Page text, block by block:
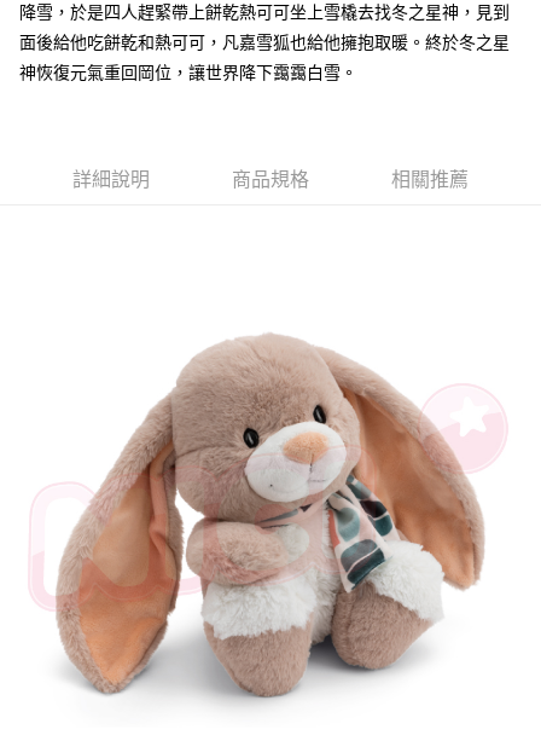
２．便利：只要手機號碼，簡訊認證，即可結帳。
３．安心：先確認商品／服務後，再付款。
３．收到繳費通知簡訊後14天內，點擊此簡訊中的連結，可透過四大超商／
１．透過由恩沛科技股份有限公司提供之「AFTEE先享後付」服務完成之交
易，需依本服務之必要範圍內提供個人資料，並將交易相關給付款項請求債
權轉讓予恩沛科技股份有限公司。
２．關於個人資料處理事宜，請瀏覽以下網址：
https://aftee.tw/terms/#terms3
３．未成年的使用者請事先徵得法定代理人或監護人之同意方可使用
「AFTEE先享後付」，若未經同意申辦者引起之損失，本公司不負相關責
４．使用「AFTEE先享後付」時，將依據個別帳號之用戶狀況，依本公司即
時審查核予不同之上限額度；若仍有額度不足之情形，本公司將視審查結果
請求用戶進行身份認證。
５．嚴禁一人註冊多個帳號或使用他人資訊註冊。若發現惡意使用之情形，
恩沛科技股份有限公司將有權停止該用戶之使用額度並採取法律行動。
運送方式
全家付款取貨
每筆NT$100，滿NT$490(含以上)免運費
降雪，於是四人趕緊帶上餅乾熱可可坐上雪橇去找冬之星神，見到
面後給他吃餅乾和熱可可，凡嘉雪狐也給他擁抱取暖。終於冬之星
神恢復元氣重回岡位，讓世界降下靄靄白雪。
詳細說明 商品規格 相關推薦